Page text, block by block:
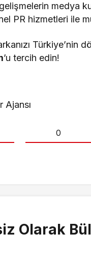
medya
PR hizmetleri ile
Türkiye’nin
’u tercih edin!
Ajansı
0
Olarak